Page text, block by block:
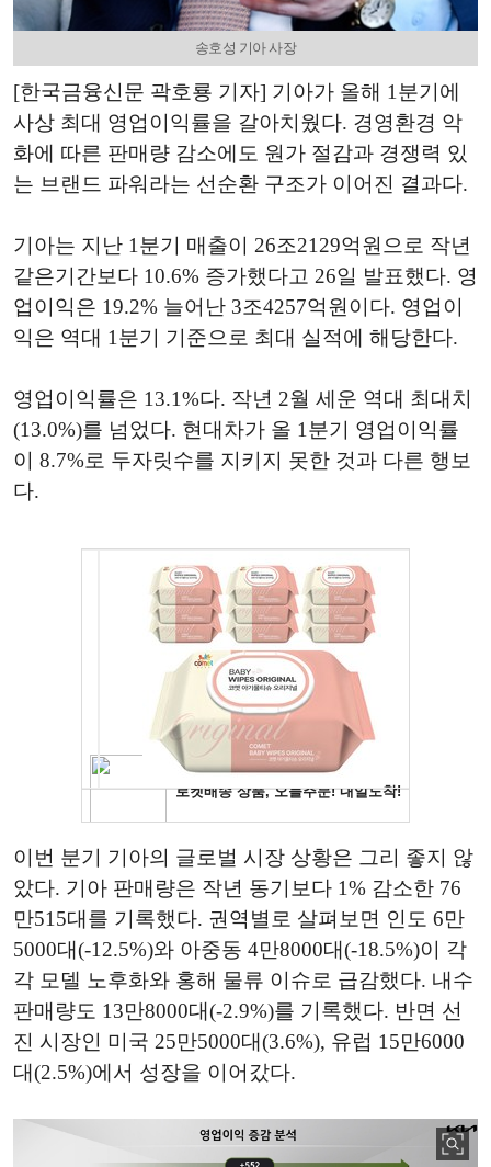
송호성 기아 사장
[한국금융신문 곽호룡 기자] 기아가 올해 1분기에
사상 최대 영업이익률을 갈아치웠다. 경영환경 악
화에 따른 판매량 감소에도 원가 절감과 경쟁력 있
는 브랜드 파워라는 선순환 구조가 이어진 결과다.
기아는 지난 1분기 매출이 26조2129억원으로 작년
같은기간보다 10.6% 증가했다고 26일 발표했다. 영
업이익은 19.2% 늘어난 3조4257억원이다. 영업이
익은 역대 1분기 기준으로 최대 실적에 해당한다.
영업이익률은 13.1%다. 작년 2월 세운 역대 최대치
(13.0%)를 넘었다. 현대차가 올 1분기 영업이익률
이 8.7%로 두자릿수를 지키지 못한 것과 다른 행보
다.
이번 분기 기아의 글로벌 시장 상황은 그리 좋지 않
았다. 기아 판매량은 작년 동기보다 1% 감소한 76
만515대를 기록했다. 권역별로 살펴보면 인도 6만
5000대(-12.5%)와 아중동 4만8000대(-18.5%)이 각
각 모델 노후화와 홍해 물류 이슈로 급감했다. 내수
판매량도 13만8000대(-2.9%)를 기록했다. 반면 선
진 시장인 미국 25만5000대(3.6%), 유럽 15만6000
대(2.5%)에서 성장을 이어갔다.